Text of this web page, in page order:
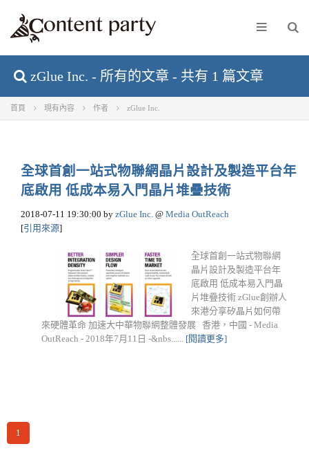
zGlue Inc. - 所有的文章 - 共有 1 篇文章
首頁 現有內容 作者 zGlue Inc.
全球首創一站式物聯網晶片設計及製造平台年
底啟用 低成本易入門晶片堆疊技術
2018-07-11 19:30:00 by zGlue Inc. @ Media OutReach
[引用來源]
全球首創一站式物聯網
晶片設計及製造平台年
底啟用 低成本易入門晶
片堆疊技術 zGlue創辦人
來港分享矽晶片如何帶
來硬體革命 加速大中華物聯網整體發展 香港，中國 - Media
OutReach - 2018年7月11日 -&nbs...... [閱讀更多]
1